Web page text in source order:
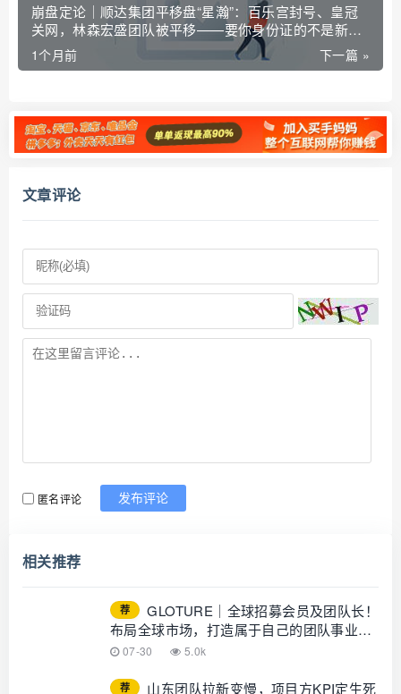
崩盘定论｜顺达集团平移盘“星瀚”：百乐宫封号、皇冠
关网，林森宏盛团队被平移——要你身份证的不是新
盘，是第二次收割
下一篇 »
1个月前
文章评论
匿名评论 发布评论
相关推荐
荐
GLOTURE｜全球招募会员及团队长！
布局全球市场，打造属于自己的团队事业，
想增加收入？想打造团队？加入
07-30 5.0k
荐 山东团队拉新变慢，项目方KPI定生死